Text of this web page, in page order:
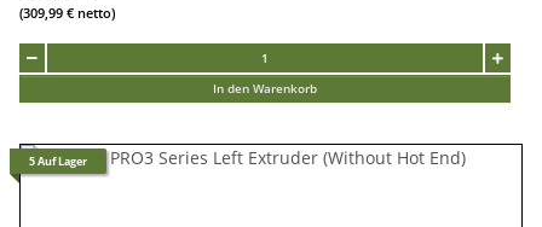
(309,99 € netto)
In den Warenkorb
5 Auf Lager